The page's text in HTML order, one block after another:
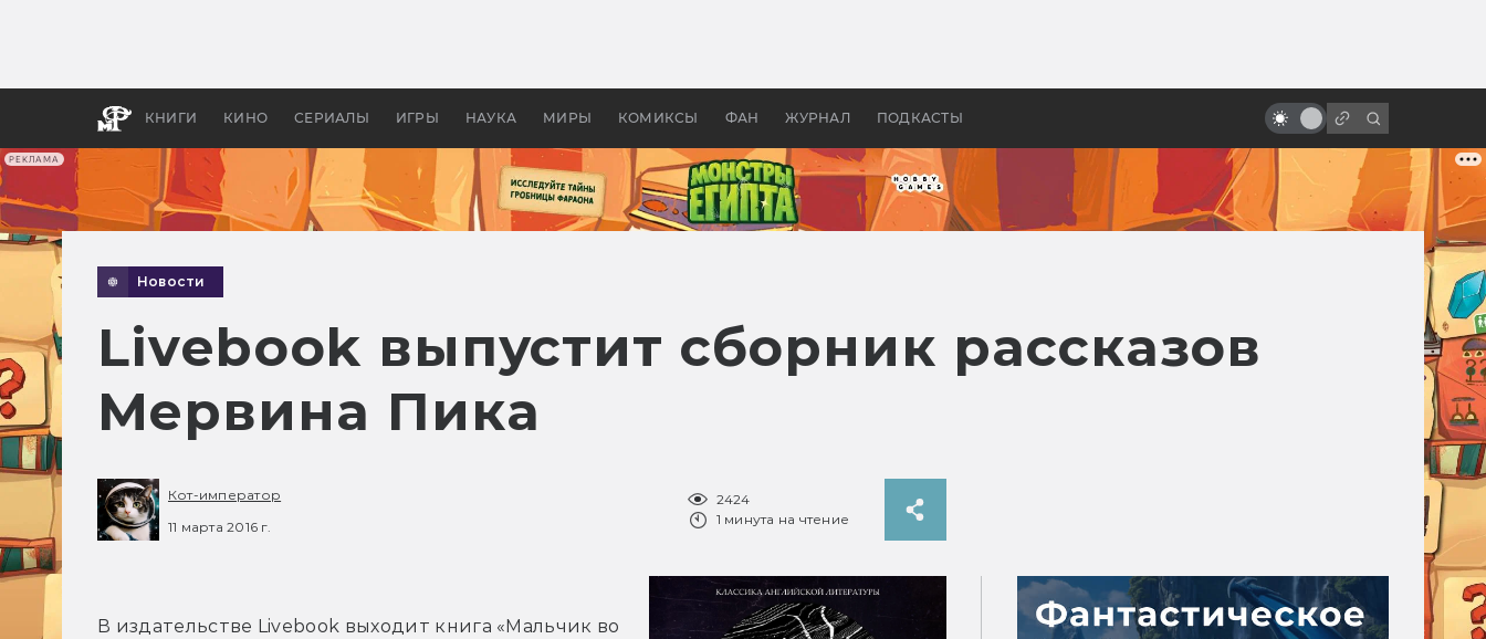
РЕКЛАМА
КНИГИ КИНО СЕРИАЛЫ ИГРЫ НАУКА МИРЫ КОМИКСЫ ФАН ЖУРНАЛ ПОДКАСТЫ
бы «Властелина колец»
Древней Грецией
эпохи
Новости
Livebook выпустит сборник рассказов
Мервина Пика
Кот-император
11 марта 2016 г.
2424
1 минута на чтение
В издательстве Livebook выходит книга «Мальчик во